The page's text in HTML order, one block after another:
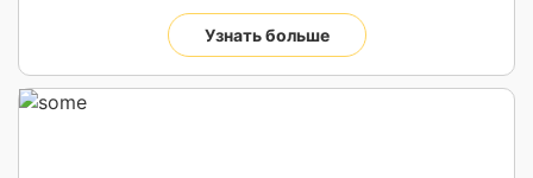
Узнать больше